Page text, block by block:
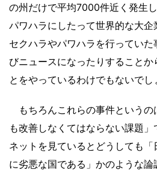
の州だけで平均7000件近く発生
パワハラにしたって世界的な大企
セクハラやパワハラを行ってい
びニュースになったりすることか
とをやっているわけでもないでし
もちろんこれらの事件というの
も改善しなくてはならない課題」
ネットを見ているとどうしても
に劣悪な国である」かのような論